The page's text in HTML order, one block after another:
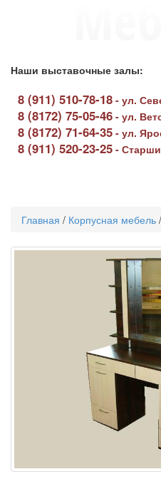
Наши выставочные залы:
8 (911) 510-78-18 - ул.
8 (8172) 75-05-46 - ул.
8 (8172) 71-64-35 - ул.
8 (911) 520-23-25 -
Главная / Корпусная мебель /